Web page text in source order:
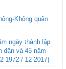
Không quân
ngày thành lập
dân và 45 năm
1972 / 12-2017)